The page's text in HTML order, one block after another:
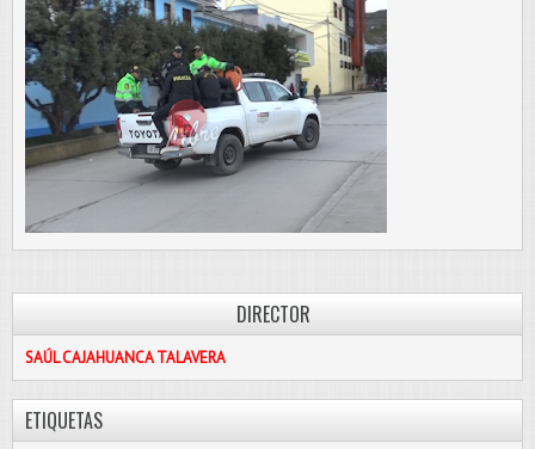
DIRECTOR
SAÚL CAJAHUANCA TALAVERA
ETIQUETAS